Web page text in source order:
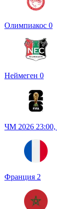
Олимпиакос 0
Неймеген 0
ЧМ 2026 23:00,
Франция 2